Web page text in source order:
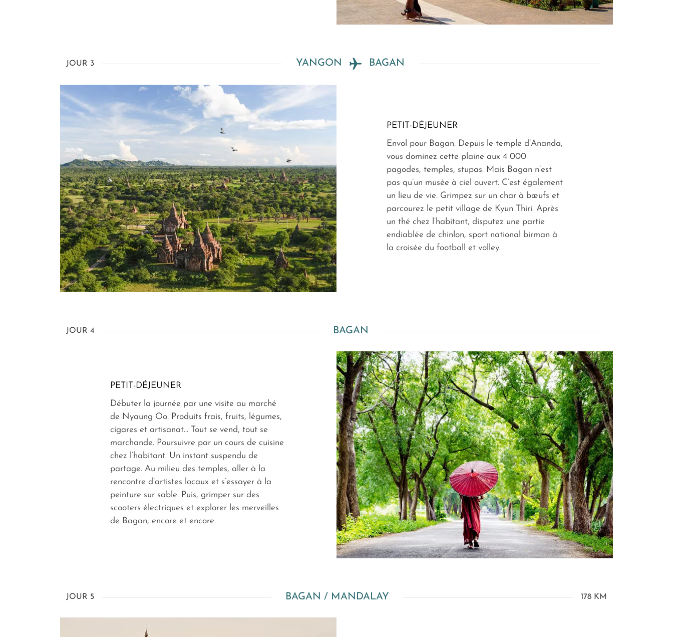
JOUR 3 YANGON BAGAN
PETIT-DÉJEUNER
Envol pour Bagan. Depuis le temple d’Ananda,
vous dominez cette plaine aux 4 000
pagodes, temples, stupas. Mais Bagan n’est
pas qu’un musée à ciel ouvert. C’est également
un lieu de vie. Grimpez sur un char à bœufs et
parcourez le petit village de Kyun Thiri. Après
un thé chez l’habitant, disputez une partie
endiablée de chinlon, sport national birman à
la croisée du football et volley.
JOUR 4 BAGAN
PETIT-DÉJEUNER
Débuter la journée par une visite au marché
de Nyaung Oo. Produits frais, fruits, légumes,
cigares et artisanat… Tout se vend, tout se
marchande. Poursuivre par un cours de cuisine
chez l’habitant. Un instant suspendu de
partage. Au milieu des temples, aller à la
rencontre d’artistes locaux et s’essayer à la
peinture sur sable. Puis, grimper sur des
scooters électriques et explorer les merveilles
de Bagan, encore et encore.
JOUR 5 BAGAN / MANDALAY 178 KM